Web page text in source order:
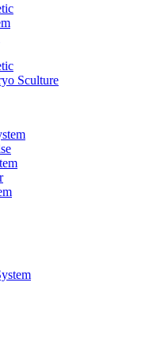
Sculture